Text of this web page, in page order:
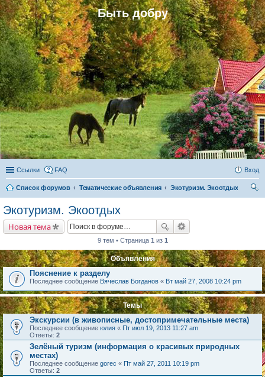
Быть добру
Ссылки FAQ Вход
Список форумов Тематические объявления
Экотуризм. Экоотдых
Экотуризм. Экоотдых
Новая тема
9 тем • Страница 1 из 1
Объявления
Пояснение к разделу
Последнее сообщение Вячеслав Богданов « Вт май 27, 2008 10:24 pm
Темы
Экскурсии (в живописные, достопримечательные места)
Последнее сообщение юлия « Пт июл 19, 2013 11:27 am
Ответы: 2
Зелёный туризм (информация о красивых природных
местах)
Последнее сообщение gorec « Пт май 27, 2011 10:19 pm
Ответы: 2